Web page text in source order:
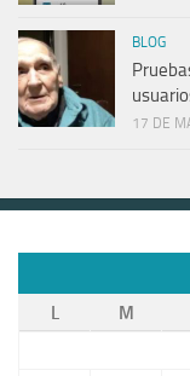
BLOG
17 DE
L
M